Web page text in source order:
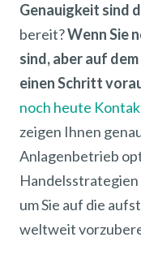
Genauigkeit sind
bereit?Wenn Sie
sind, aber auf
einen Schritt
noch heute
zeigen Ihnen
Anlagenbetrieb
um Sie auf die
weltweit